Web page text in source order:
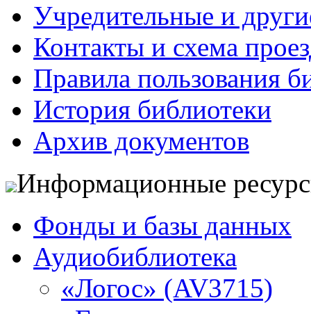
Учредительные и
Контакты и схема
Правила пользования
История библиотеки
Архив документов
Информационные
Фонды и базы данных
Аудиобиблиотека
«Логос» (AV3715)